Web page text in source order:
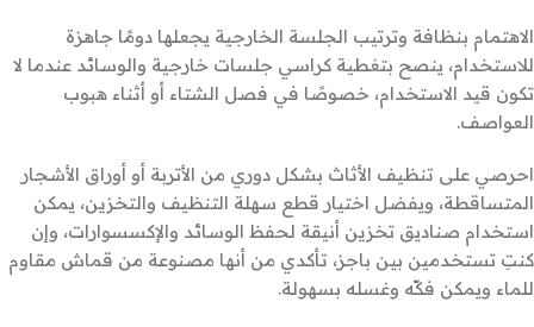
الاهتمام بنظافة وترتيب الجلسة الخارجية يجعلها دومًا جاهزة
للاستخدام، ينصح بتغطية كراسي جلسات خارجية والوسائد عندما لا
تكون قيد الاستخدام، خصوصًا في فصل الشتاء أو أثناء هبوب
العواصف.
احرصي على تنظيف الأثاث بشكل دوري من الأتربة أو أوراق الأشجار
المتساقطة، ويفضل اختيار قطع سهلة التنظيف والتخزين، يمكن
استخدام صناديق تخزين أنيقة لحفظ الوسائد والإكسسوارات، وإن
كنتِ تستخدمين بين باجز، تأكدي من أنها مصنوعة من قماش مقاوم
للماء ويمكن فكّه وغسله بسهولة.